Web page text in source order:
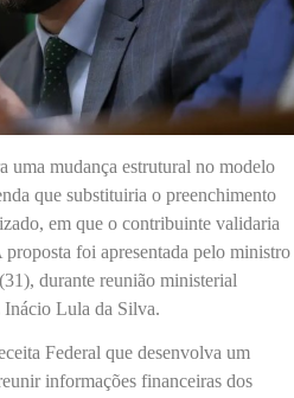
uma mudança estrutural no modelo
que substituiria o preenchimento
em que o contribuinte validaria
foi apresentada pelo ministro
durante reunião ministerial
Inácio Lula da Silva.
Federal que desenvolva um
informações financeiras dos